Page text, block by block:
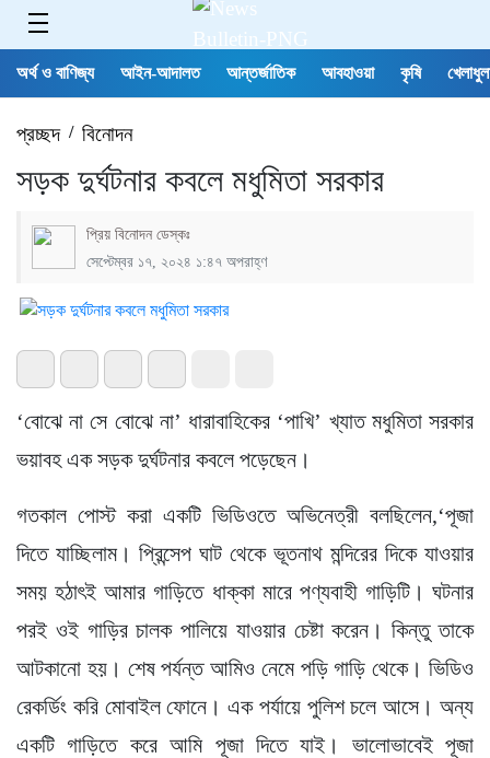
অর্থ ও বাণিজ্য আইন-আদালত আন্তর্জাতিক আবহাওয়া কৃষি
প্রচ্ছদ/ বিনোদন
সড়ক দুর্ঘটনার কবলে মধুমিতা সরকার
প্রিয় বিনোদন ডেস্কঃ
সেপ্টেম্বর ১৭, ২০২৪ ১:৪৭ অপরাহ্ণ
‘বোঝে না সে বোঝে না’ ধারাবাহিকের ‘পাখি’ খ্যাত মধুমিতা সরকার
ভয়াবহ এক সড়ক দুর্ঘটনার কবলে পড়েছেন।
গতকাল পোস্ট করা একটি ভিডিওতে অভিনেত্রী বলছিলেন,‘পূজা
দিতে যাচ্ছিলাম। প্রিন্সেপ ঘাট থেকে ভূতনাথ মন্দিরের দিকে যাওয়ার
সময় হঠাৎই আমার গাড়িতে ধাক্কা মারে পণ্যবাহী গাড়িটি। ঘটনার
পরই ওই গাড়ির চালক পালিয়ে যাওয়ার চেষ্টা করেন। কিন্তু তাকে
আটকানো হয়। শেষ পর্যন্ত আমিও নেমে পড়ি গাড়ি থেকে। ভিডিও
রেকর্ডিং করি মোবাইল ফোনে। এক পর্যায়ে পুলিশ চলে আসে। অন্য
একটি গাড়িতে করে আমি পূজা দিতে যাই। ভালোভাবেই পূজা